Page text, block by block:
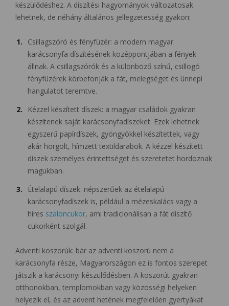
készülődéshez. A díszítési hagyományok változatosak
lehetnek, de néhány általános jellegzetesség gyakori:
Csillagszóró és fényfüzér: a modern magyar
karácsonyfa díszítésének középpontjában a fények
állnak. A csillagszórók és a különböző színű, csillogó
fényfüzérek körbefonják a fát, melegséget és ünnepi
hangulatot teremtve.
Kézzel készített díszek: a magyar családok gyakran
készítenek saját karácsonyfadíszeket. Ezek lehetnek
egyszerű papírdíszek, gyöngyökkel készítettek, vagy
akár horgolt, hímzett textildarabok. A kézzel készített
díszek személyes érintettséget és szeretetet hordoznak
magukban.
Ételalapú díszek: népszerűek az ételalapú
karácsonyfadíszek is, például a mézeskalács vagy a
híres szaloncukor, ami tradicionálisan a fát díszítő
cukorként szolgál.
Adventi koszorúk: bár az adventi koszorú nem a
karácsonyfa része, Magyarországon ez is fontos szerepet
játszik a karácsonyi készülődésben. A koszorút gyakran
otthonokban, templomokban vagy közösségi helyeken
helyezik el, és az advent hetének megfelelően gyertyákat